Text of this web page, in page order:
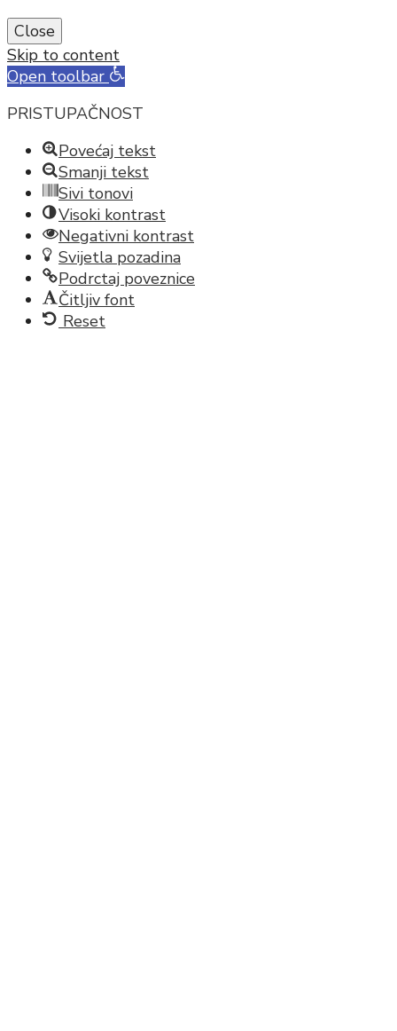
Close
Skip to content
Open toolbar
PRISTUPAČNOST
Povećaj tekst
Smanji tekst
Sivi tonovi
Visoki kontrast
Negativni kontrast
Svijetla pozadina
Podrctaj poveznice
Čitljiv font
Reset